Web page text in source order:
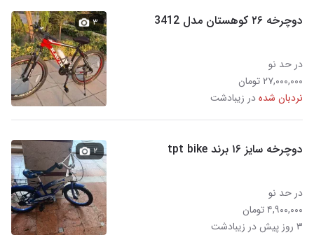
دوچرخه ۲۶ کوهستان مدل 3412
در حد نو
۲۷,۰۰۰,۰۰۰ تومان
نردبان شدهدر زیبادشت
۳
دوچرخه سایز ۱۶ برند tpt bike
در حد نو
۴,۹۰۰,۰۰۰ تومان
۳ روز پیش در زیبادشت
۲